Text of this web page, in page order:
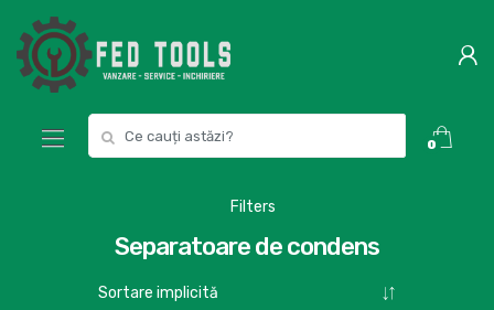
navigation
content
for:
0
Filters
Separatoare de condens